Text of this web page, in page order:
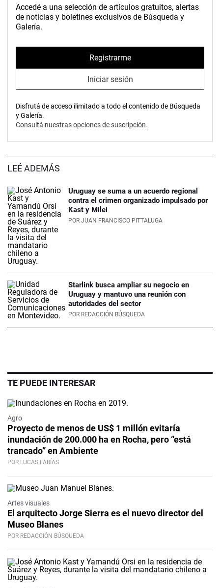
Accedé a una selección de artículos gratuitos, alertas
de noticias y boletines exclusivos de Búsqueda y
Galería.
Registrarme
Iniciar sesión
Disfrutá de acceso ilimitado a todo el contenido de Búsqueda
y Galería.
Consultá nuestras opciones de suscripción.
LEÉ ADEMÁS
Uruguay se suma a un acuerdo regional
contra el crimen organizado impulsado por
Kast y Milei
POR JUAN FRANCISCO PITTALUGA
Starlink busca ampliar su negocio en
Uruguay y mantuvo una reunión con
autoridades del sector
POR REDACCIÓN BÚSQUEDA
TE PUEDE INTERESAR
Agro
Proyecto de menos de US$ 1 millón evitaría
inundación de 200.000 ha en Rocha, pero “está
trancado” en Ambiente
POR LUCAS FARÍAS
Artes visuales
El arquitecto Jorge Sierra es el nuevo director del
Museo Blanes
POR REDACCIÓN BÚSQUEDA